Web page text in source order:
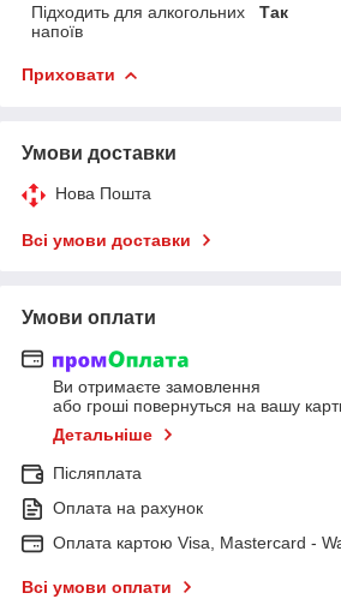
Підходить для алкогольних
напоїв
Так
Приховати
Умови доставки
Нова Пошта
Всі умови доставки
Умови оплати
Ви отримаєте замовлення
або гроші повернуться на вашу
Детальніше
Післяплата
Оплата на рахунок
Оплата картою Visa, Mastercard -
Всі умови оплати